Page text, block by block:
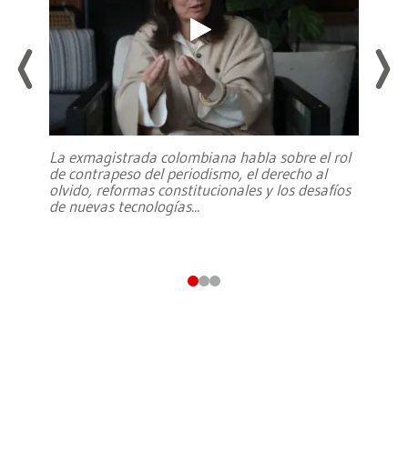
La exmagistrada colombiana habla sobre el rol
de contrapeso del periodismo, el derecho al
olvido, reformas constitucionales y los desafíos
de nuevas tecnologías...